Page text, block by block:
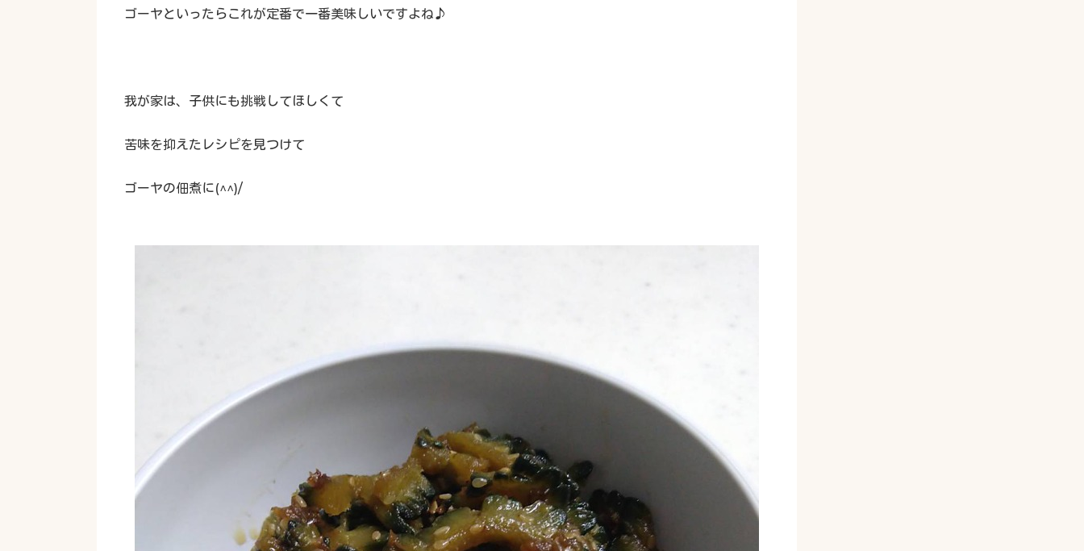
ゴーヤといったらこれが定番で一番美味しいですよね♪
我が家は、子供にも挑戦してほしくて
苦味を抑えたレシピを見つけて
ゴーヤの佃煮に(^^)/